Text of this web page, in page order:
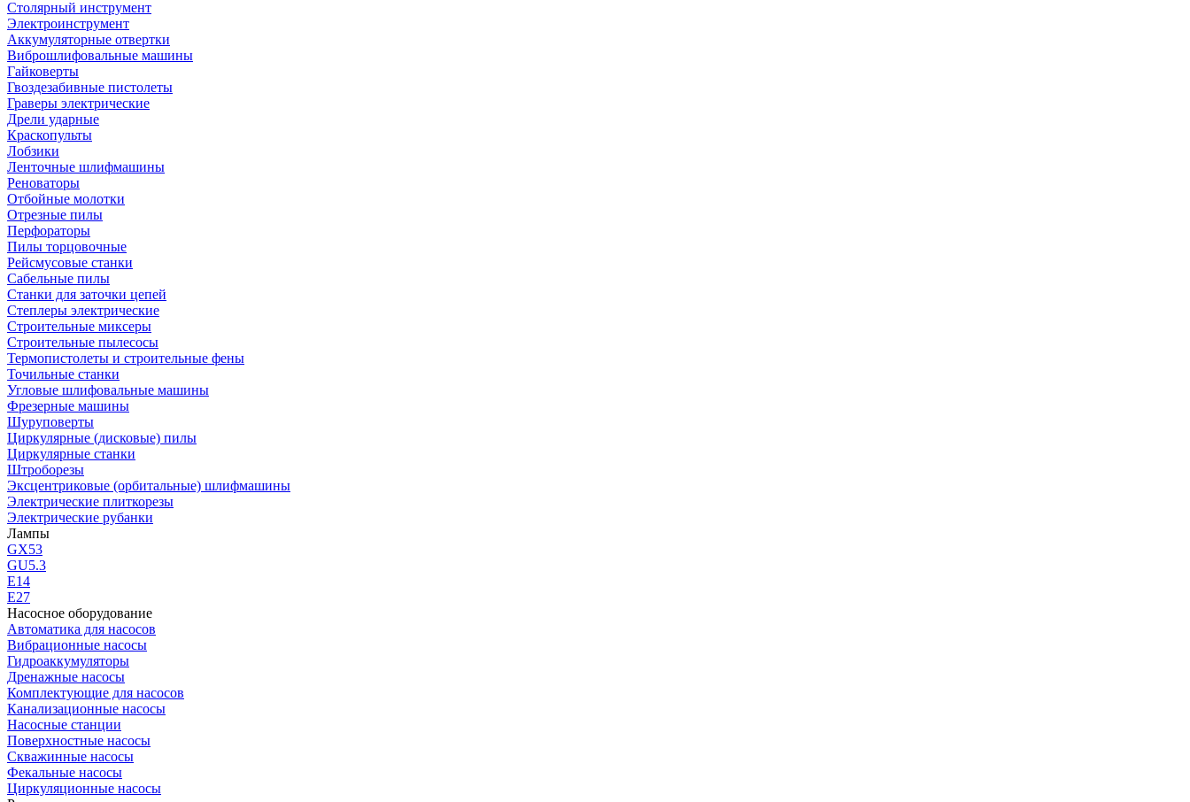
Столярный инструмент
Электроинструмент
Аккумуляторные отвертки
Виброшлифовальные машины
Гайковерты
Гвоздезабивные пистолеты
Граверы электрические
Дрели ударные
Краскопульты
Лобзики
Ленточные шлифмашины
Реноваторы
Отбойные молотки
Отрезные пилы
Перфораторы
Пилы торцовочные
Рейсмусовые станки
Сабельные пилы
Станки для заточки цепей
Степлеры электрические
Строительные миксеры
Строительные пылесосы
Термопистолеты и строительные фены
Точильные станки
Угловые шлифовальные машины
Фрезерные машины
Шуруповерты
Циркулярные (дисковые) пилы
Циркулярные станки
Штроборезы
Эксцентриковые (орбитальные) шлифмашины
Электрические плиткорезы
Электрические рубанки
Лампы
GX53
GU5.3
Е14
Е27
Насосное оборудование
Автоматика для насосов
Вибрационные насосы
Гидроаккумуляторы
Дренажные насосы
Комплектующие для насосов
Канализационные насосы
Насосные станции
Поверхностные насосы
Скважинные насосы
Фекальные насосы
Циркуляционные насосы